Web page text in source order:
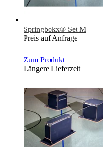
Springbokx® Set M
Preis auf Anfrage
Zum Produkt
Längere Lieferzeit